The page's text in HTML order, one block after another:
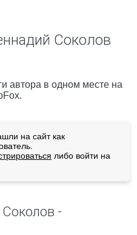
Соколов
автора в одном месте на
на сайт как
либо войти на
-